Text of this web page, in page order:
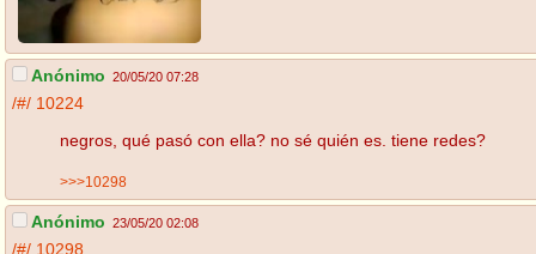
Anónimo 20/05/20 07:28
/#/ 10224
negros, qué pasó con ella? no sé quién es. tiene redes?
>>>10298
Anónimo 23/05/20 02:08
/#/ 10298